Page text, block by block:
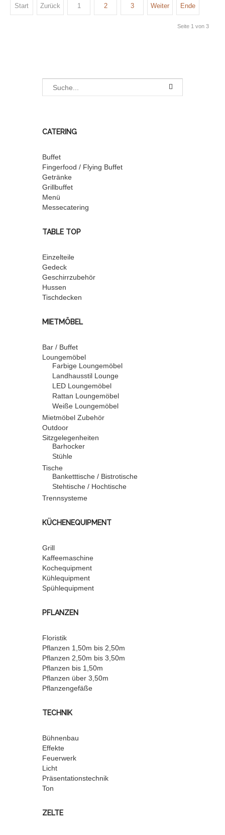
Start Zurück 1 2 3 Weiter Ende
Seite 1 von 3
CATERING
Buffet
Fingerfood / Flying Buffet
Getränke
Grillbuffet
Menü
Messecatering
TABLE TOP
Einzelteile
Gedeck
Geschirrzubehör
Hussen
Tischdecken
MIETMÖBEL
Bar / Buffet
Loungemöbel
Farbige Loungemöbel
Landhausstil Lounge
LED Loungemöbel
Rattan Loungemöbel
Weiße Loungemöbel
Mietmöbel Zubehör
Outdoor
Sitzgelegenheiten
Barhocker
Stühle
Tische
Banketttische / Bistrotische
Stehtische / Hochtische
Trennsysteme
KÜCHENEQUIPMENT
Grill
Kaffeemaschine
Kochequipment
Kühlequipment
Spühlequipment
PFLANZEN
Floristik
Pflanzen 1,50m bis 2,50m
Pflanzen 2,50m bis 3,50m
Pflanzen bis 1,50m
Pflanzen über 3,50m
Pflanzengefäße
TECHNIK
Bühnenbau
Effekte
Feuerwerk
Licht
Präsentationstechnik
Ton
ZELTE